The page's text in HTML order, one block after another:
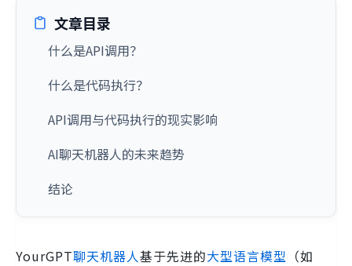
文章目录
什么是API调用？
什么是代码执行？
API调用与代码执行的现实影响
AI聊天机器人的未来趋势
结论
YourGPT聊天机器人基于先进的大型语言模型 （如